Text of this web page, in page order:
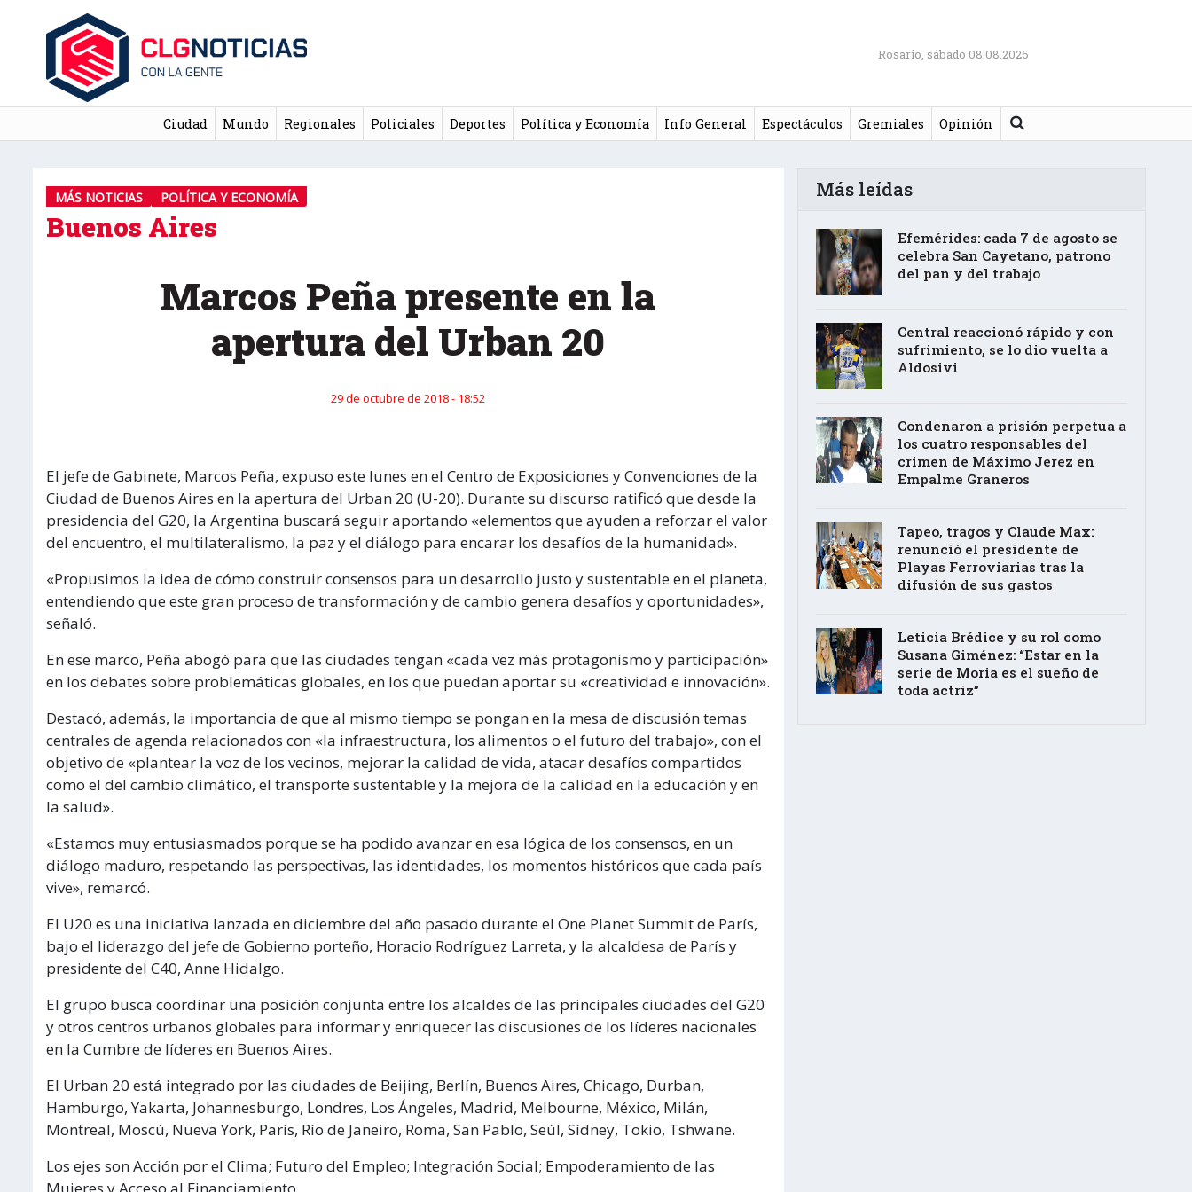
Rosario, sábado 08.08.2026
Ciudad Mundo Regionales Policiales Deportes Política y Economía Info General Espectáculos Gremiales Opinión Buscar
MÁS NOTICIAS POLÍTICA Y ECONOMÍA
Buenos Aires
Marcos Peña presente en la
apertura del Urban 20
29 de octubre de 2018 - 18:52
El jefe de Gabinete, Marcos Peña, expuso este lunes en el Centro de Exposiciones y Convenciones de la
Ciudad de Buenos Aires en la apertura del Urban 20 (U-20). Durante su discurso ratificó que desde la
presidencia del G20, la Argentina buscará seguir aportando «elementos que ayuden a reforzar el valor
del encuentro, el multilateralismo, la paz y el diálogo para encarar los desafíos de la humanidad».
«Propusimos la idea de cómo construir consensos para un desarrollo justo y sustentable en el planeta,
entendiendo que este gran proceso de transformación y de cambio genera desafíos y oportunidades»,
señaló.
En ese marco, Peña abogó para que las ciudades tengan «cada vez más protagonismo y participación»
en los debates sobre problemáticas globales, en los que puedan aportar su «creatividad e innovación».
Destacó, además, la importancia de que al mismo tiempo se pongan en la mesa de discusión temas
centrales de agenda relacionados con «la infraestructura, los alimentos o el futuro del trabajo», con el
objetivo de «plantear la voz de los vecinos, mejorar la calidad de vida, atacar desafíos compartidos
como el del cambio climático, el transporte sustentable y la mejora de la calidad en la educación y en
la salud».
«Estamos muy entusiasmados porque se ha podido avanzar en esa lógica de los consensos, en un
diálogo maduro, respetando las perspectivas, las identidades, los momentos históricos que cada país
vive», remarcó.
El U20 es una iniciativa lanzada en diciembre del año pasado durante el One Planet Summit de París,
bajo el liderazgo del jefe de Gobierno porteño, Horacio Rodríguez Larreta, y la alcaldesa de París y
presidente del C40, Anne Hidalgo.
El grupo busca coordinar una posición conjunta entre los alcaldes de las principales ciudades del G20
y otros centros urbanos globales para informar y enriquecer las discusiones de los líderes nacionales
en la Cumbre de líderes en Buenos Aires.
El Urban 20 está integrado por las ciudades de Beijing, Berlín, Buenos Aires, Chicago, Durban,
Hamburgo, Yakarta, Johannesburgo, Londres, Los Ángeles, Madrid, Melbourne, México, Milán,
Montreal, Moscú, Nueva York, París, Río de Janeiro, Roma, San Pablo, Seúl, Sídney, Tokio, Tshwane.
Los ejes son Acción por el Clima; Futuro del Empleo; Integración Social; Empoderamiento de las
Mujeres y Acceso al Financiamiento.
Más leídas
Efemérides: cada 7 de agosto se
celebra San Cayetano, patrono
del pan y del trabajo
Central reaccionó rápido y con
sufrimiento, se lo dio vuelta a
Aldosivi
Condenaron a prisión perpetua a
los cuatro responsables del
crimen de Máximo Jerez en
Empalme Graneros
Tapeo, tragos y Claude Max:
renunció el presidente de
Playas Ferroviarias tras la
difusión de sus gastos
Leticia Brédice y su rol como
Susana Giménez: “Estar en la
serie de Moria es el sueño de
toda actriz”